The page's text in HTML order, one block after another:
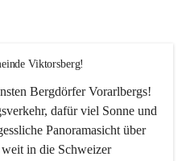
Viktorsberg!
Bergdörfer Vorarlbergs!
dafür viel Sonne und
Panoramasicht über
in die Schweizer